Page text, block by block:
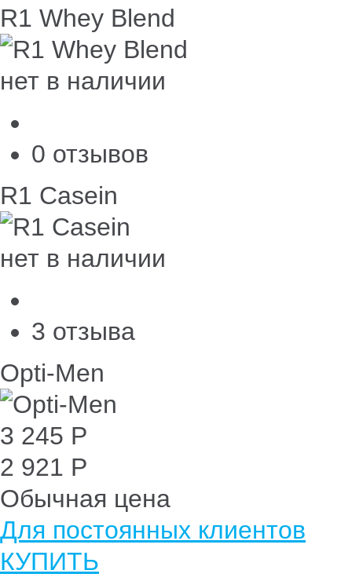
R1 Whey Blend
нет в наличии
0 отзывов
R1 Casein
нет в наличии
3 отзыва
Opti-Men
3 245 Р
2 921 Р
Обычная цена
Для постоянных клиентов
КУПИТЬ